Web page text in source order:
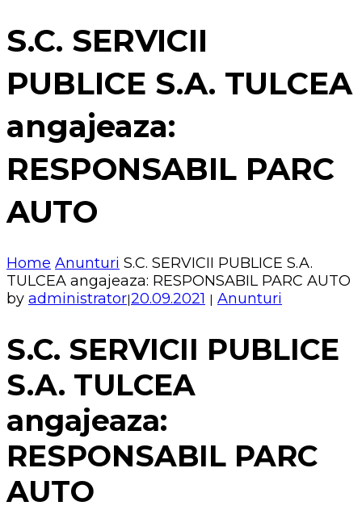
S.C. SERVICII
PUBLICE S.A. TULCEA
angajeaza:
RESPONSABIL PARC
AUTO
Home Anunturi S.C. SERVICII PUBLICE S.A.
TULCEA angajeaza: RESPONSABIL PARC AUTO
by administrator|20.09.2021 | Anunturi
S.C. SERVICII PUBLICE
S.A. TULCEA
angajeaza:
RESPONSABIL PARC
AUTO